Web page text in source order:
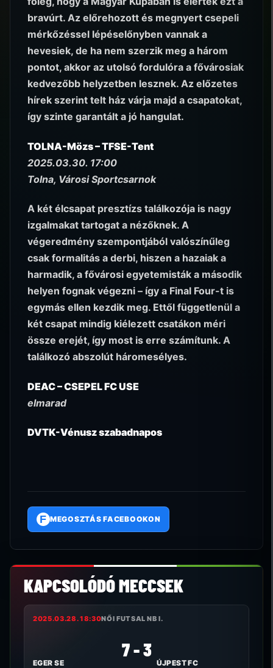
bravúrt. Az előrehozott és megnyert csepeli
mérkőzéssel lépéselőnyben vannak a
hevesiek, de ha nem szerzik meg a három
pontot, akkor az utolsó fordulóra a fővárosiak
kedvezőbb helyzetben lesznek. Az előzetes
hírek szerint telt ház várja majd a csapatokat,
így szinte garantált a jó hangulat.
TOLNA-Mözs – TFSE-Tent
2025.03.30. 17:00
Tolna, Városi Sportcsarnok
A két élcsapat presztízs találkozója is nagy
izgalmakat tartogat a nézőknek. A
végeredmény szempontjából valószínűleg
csak formalitás a derbi, hiszen a hazaiak a
harmadik, a fővárosi egyetemisták a második
helyen fognak végezni – így a Final Four-t is
egymás ellen kezdik meg. Ettől függetlenül a
két csapat mindig kiélezett csatákon méri
össze erejét, így most is erre számítunk. A
találkozó abszolút háromesélyes.
DEAC – CSEPEL FC USE
elmarad
DVTK-Vénusz szabadnapos
F MEGOSZTÁS FACEBOOKON
KAPCSOLÓDÓ MECCSEK
2025.03.28. 18:30NŐI FUTSAL NB I.
EGER SE
7 - 3
ÚJPEST FC